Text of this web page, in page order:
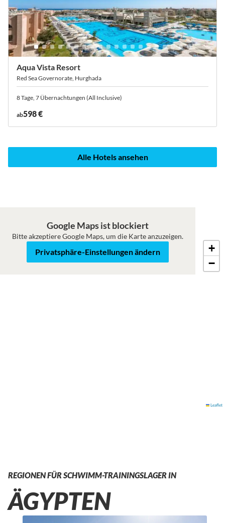
Aqua Vista Resort
Red Sea Governorate, Hurghada
8 Tage, 7 Übernachtungen (All Inclusive)
ab598 €
Alle Hotels ansehen
Karte Satellit
+
−
Leaflet
Google Maps ist blockiert
Bitte akzeptiere Google Maps, um die Karte anzuzeigen.
Privatsphäre-Einstellungen ändern
REGIONEN FÜR SCHWIMM-TRAININGSLAGER IN
ÄGYPTEN